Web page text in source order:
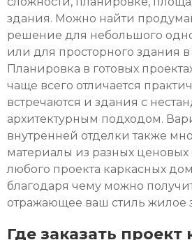
здания. Можно найти
решение для небольшого
или для просторного здания в
Планировка в готовых
чаще всего отличается
встречаются и здания с
архитектурным подходом.
внутренней отделки также
материалы из разных ценовых
любого проекта каркасных
благодаря чему можно
отражающее ваш стиль жилое
Где заказать проект